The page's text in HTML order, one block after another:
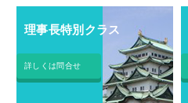
理事長特別クラス
詳しくは問合せ